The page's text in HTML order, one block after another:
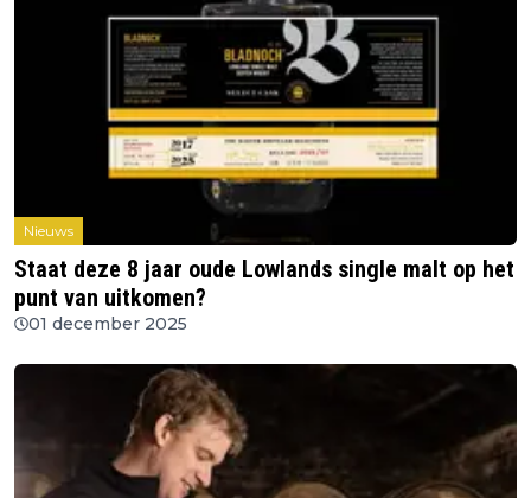
Nieuws
Staat deze 8 jaar oude Lowlands single malt op het
punt van uitkomen?
01 december 2025